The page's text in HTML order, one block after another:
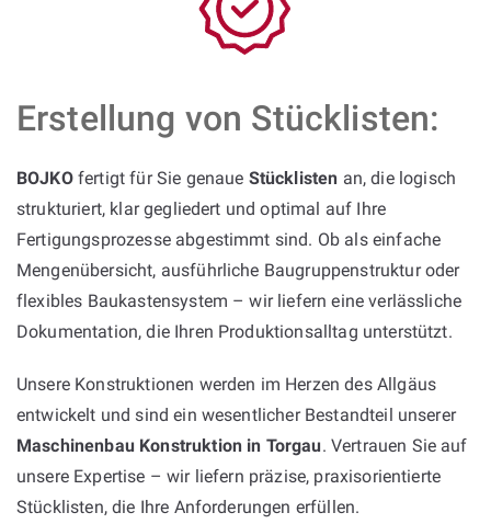
Erstellung von Stücklisten:
BOJKOfertigt für Sie genaue Stücklisten an, die logisch
strukturiert, klar gegliedert und optimal auf Ihre
Fertigungsprozesse abgestimmt sind. Ob als einfache
Mengenübersicht, ausführliche Baugruppenstruktur oder
flexibles Baukastensystem – wir liefern eine verlässliche
Dokumentation, die Ihren Produktionsalltag unterstützt.
Unsere Konstruktionen werden im Herzen des Allgäus
entwickelt und sind ein wesentlicher Bestandteil unserer
Maschinenbau Konstruktion in Torgau. Vertrauen Sie auf
unsere Expertise – wir liefern präzise, praxisorientierte
Stücklisten, die Ihre Anforderungen erfüllen.